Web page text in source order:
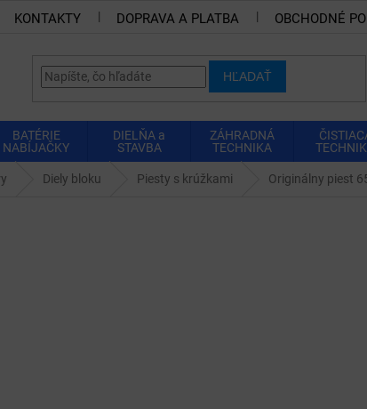
KONTAKTY DOPRAVA A PLATBA OBCHODNÉ
HĽADAŤ
BATÉRIE
NABÍJAČKY
DIELŇA a
STAVBA
ZÁHRADNÁ
TECHNIKA
Diely bloku Piesty s krúžkami Originálny piest